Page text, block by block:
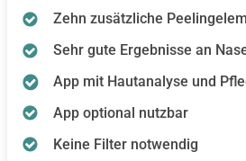
Zehn zusätzliche
Sehr gute Ergebnisse an
App mit Hautanalyse und
App optional nutzbar
Keine Filter notwendig